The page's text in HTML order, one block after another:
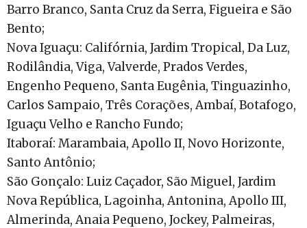
Barro Branco, Santa Cruz da Serra, Figueira e São
Bento;
Nova Iguaçu: Califórnia, Jardim Tropical, Da Luz,
Rodilândia, Viga, Valverde, Prados Verdes,
Engenho Pequeno, Santa Eugênia, Tinguazinho,
Carlos Sampaio, Três Corações, Ambaí, Botafogo,
Iguaçu Velho e Rancho Fundo;
Itaboraí: Marambaia, Apollo II, Novo Horizonte,
Santo Antônio;
São Gonçalo: Luiz Caçador, São Miguel, Jardim
Nova República, Lagoinha, Antonina, Apollo III,
Almerinda, Anaia Pequeno, Jockey, Palmeiras,